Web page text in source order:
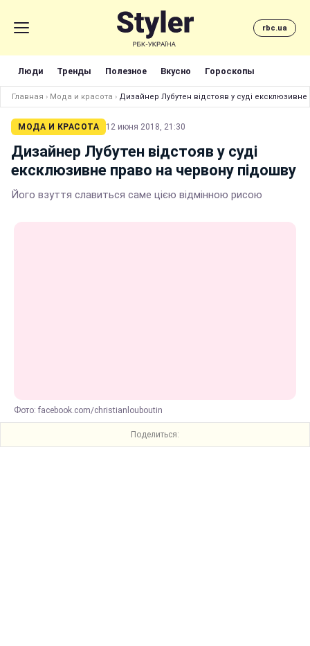
rbc.ua
Люди Тренды Полезное Вкусно Гороскопы
Главная › Мода и красота › Дизайнер Лубутен відстояв у суді
МОДА И КРАСОТА 12 июня 2018, 21:30
Дизайнер Лубутен відстояв у суді
ексклюзивне право на червону підошву
Його взуття славиться саме цією відмінною рисою
Фото: facebook.com/christianlouboutin
Поделиться: